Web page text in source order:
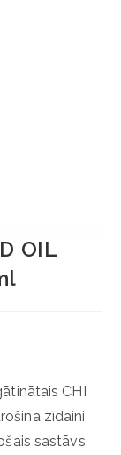
OIL
CHI
zīdaini
sastāvs